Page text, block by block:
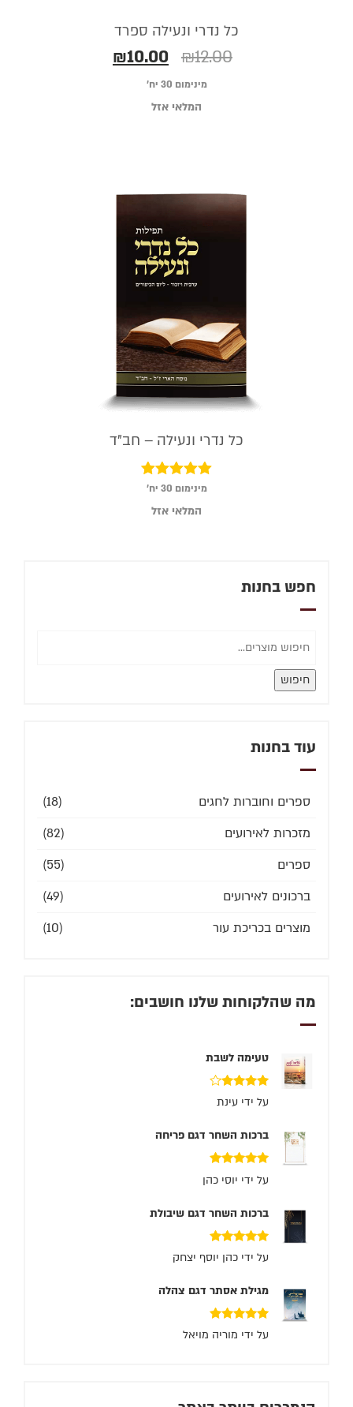
כל נדרי ונעילה ספרד
₪12.00
₪10.00
מינימום 30 יח׳
המלאי אזל
כל נדרי ונעילה – חב"ד
דורג
מתוך 5
מינימום 30 יח׳
המלאי אזל
חפש בחנות
חיפוש
עוד בחנות
ספרים וחוברות לחגים
(18)
מזכרות לאירועים
(82)
ספרים
(55)
ברכונים לאירועים
(49)
מוצרים בכריכת עור
(10)
מה שהלקוחות שלנו חושבים:
טעימה לשבת
דורג4
מתוך 5
על ידי עינת
ברכות השחר דגם פריחה
דורג
על ידי יוסי כהן
ברכות השחר דגם שיבולת
דורג5 מתוך 5
על ידי כהן יוסף יצחק
מגילת אסתר דגם צהלה
דורג5 מתוך 5
על ידי מוריה מויאל